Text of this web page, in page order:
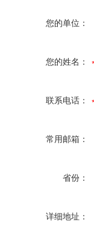
您的单位：
您的姓名：
联系电话：
常用邮箱：
省份：
详细地址：